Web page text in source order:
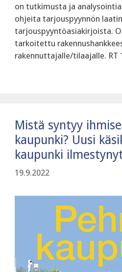
on tutkimusta ja
ohjeita tarjouspyynnön
tarjouspyyntöasiakirjoista.
tarkoitettu
rakennuttajalle/tilaajalle. RT
Mistä syntyy
kaupunki? Uusi
kaupunki
19.9.2022